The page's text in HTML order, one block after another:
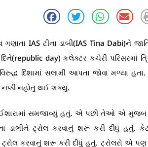
IAS ટીના ડાબી(IAS Tina Dabi)ને
day) કલેક્ટર કચેરી પરિસરમાં
દિશામાં સલામી આપતા જોવા મળ્યા
નહોતું થઈ શક્યું.
ઈશારામાં સમજાવ્યું હતું. એ પછી તેઓ એ મુજબ
ડાભીને ટ્રોલ કરવાનું શરૂ કરી દીધું હતું.
કરવાનું શરૂ કરી દીધું હતું. ટ્રોલરો એ